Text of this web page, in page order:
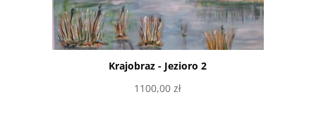
Krajobraz - Jezioro 2
1100,00zł